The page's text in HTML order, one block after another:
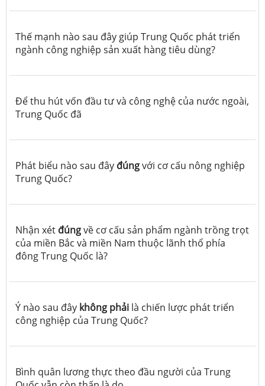
Thế mạnh nào sau đây giúp Trung Quốc phát triển
ngành công nghiệp sản xuất hàng tiêu dùng?
Để thu hút vốn đầu tư và công nghệ của nước ngoài,
Trung Quốc đã
Phát biểu nào sau đây đúngvới cơ cấu nông nghiệp
Trung Quốc?
Nhận xét đúngvề cơ cấu sản phẩm ngành trồng trọt
của miền Bắc và miền Nam thuộc lãnh thổ phía
đông Trung Quốc là?
Ý nào sau đây không phải là chiến lược phát triển
công nghiệp của Trung Quốc?
Bình quân lương thực theo đầu người của Trung